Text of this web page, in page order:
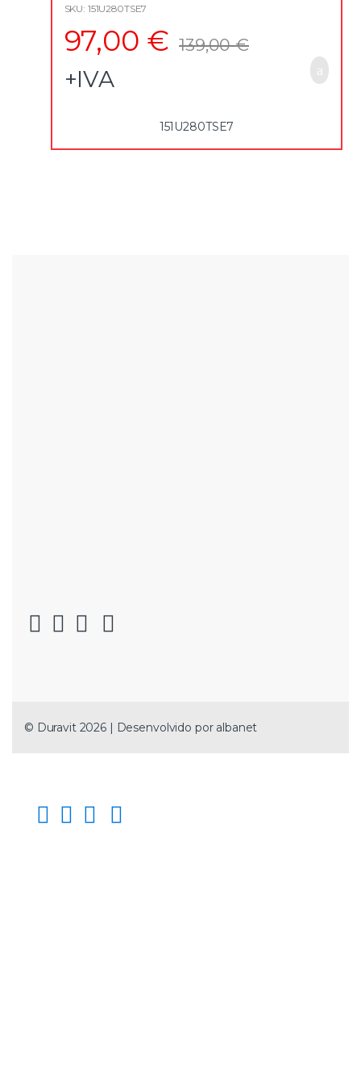
no parafuso
SKU: 151U280TSE7
97,00 € 139,00€
+IVA
151U280TSE7
© Duravit 2026 | Desenvolvido por albanet